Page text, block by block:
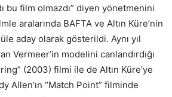
bu film olmazdı” diyen yönetmenini
aralarında BAFTA ve Altın Küre’nin
aday olarak gösterildi. Aynı yıl
Vermeer’in modelini canlandırdığı
(2003) filmi ile de Altın Küre’ye
Allen’ın “Match Point” filminde